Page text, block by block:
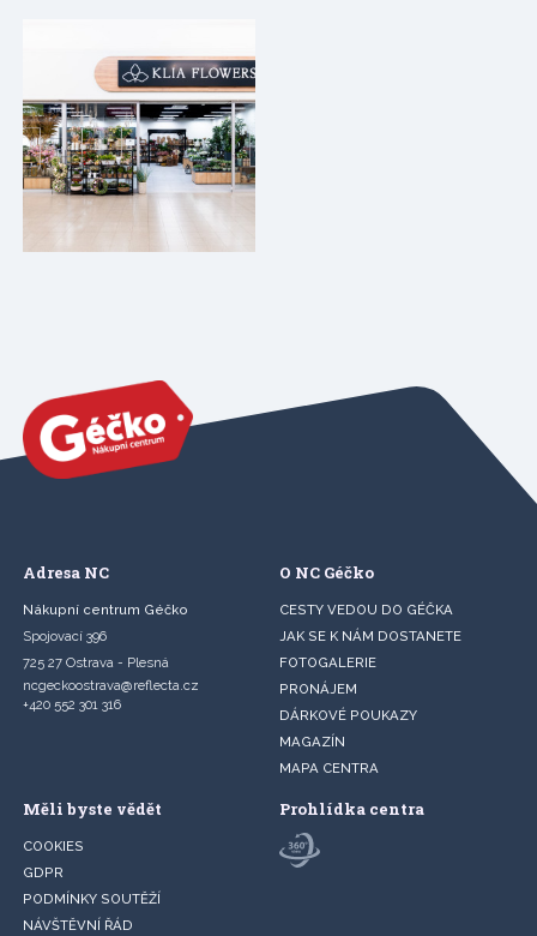
Adresa NC
Nákupní centrum Géčko
Spojovací 396
725 27 Ostrava - Plesná
ncgeckoostrava@reflecta.cz
+420 552 301 316
O NC Géčko
CESTY VEDOU DO GÉČKA
JAK SE K NÁM DOSTANETE
FOTOGALERIE
PRONÁJEM
DÁRKOVÉ POUKAZY
MAGAZÍN
MAPA CENTRA
Měli byste vědět
COOKIES
GDPR
PODMÍNKY SOUTĚŽÍ
NÁVŠTĚVNÍ ŘÁD
Prohlídka centra